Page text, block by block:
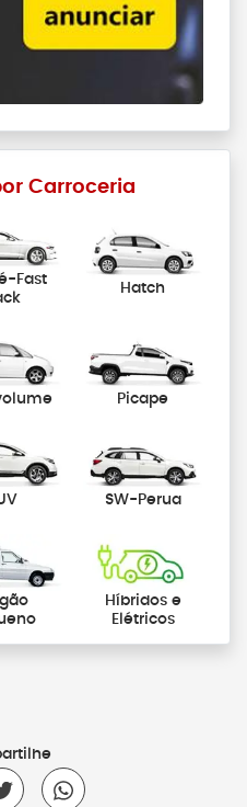
Carroceria
Fast
Hatch
Picape
SW-Perua
Híbridos e
Elétricos